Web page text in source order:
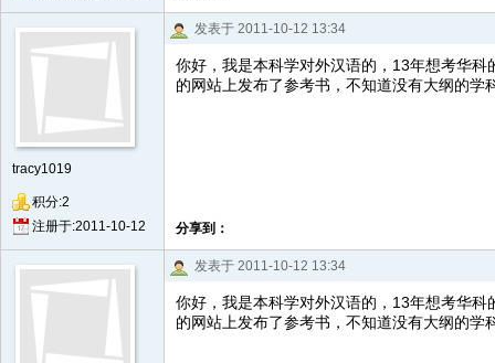
tracy1019
积分:2
注册于:2011-10-12
发表于 2011-10-12 13:34
你好，我是本科学对外汉语的，13年想考华
的网站上发布了参考书，不知道没有大纲的
分享到：
发表于 2011-10-12 13:34
你好，我是本科学对外汉语的，13年想考华
的网站上发布了参考书，不知道没有大纲的